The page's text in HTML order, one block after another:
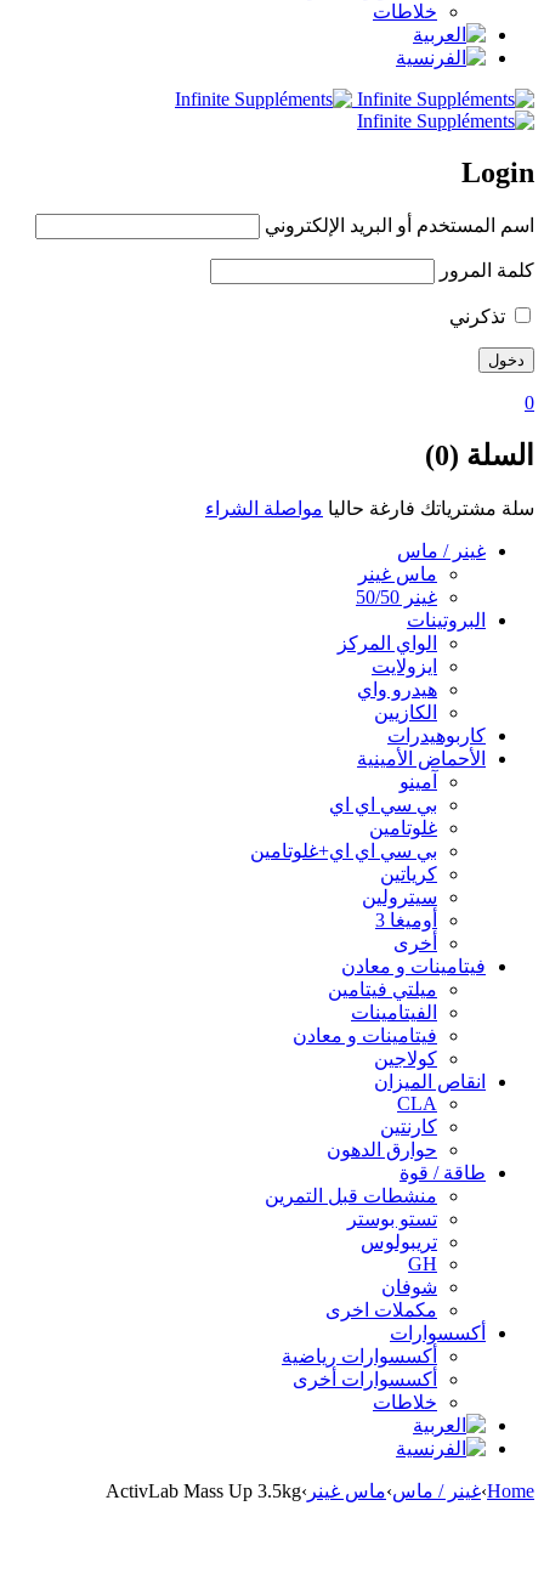
خلاطات
Login
اسم المستخدم أو البريد الإلكتروني
كلمة المرور
تذكرني
0
السلة (0)
سلة مشترياتك فارغة حاليا مواصلة الشراء
غينر / ماس
ماس غينر
غينر 50/50
البروتينات
الواي المركز
ايزولايت
هيدرو واي
الكازيين
كاربوهيدرات
الأحماض الأمينية
آمينو
بي سي اي اي
غلوتامين
بي سي اي اي+غلوتامين
كرياتين
سيترولين
أوميغا 3
أخرى
فيتامينات و معادن
ميلتي فيتامين
الفيتامينات
فيتامينات و معادن
كولاجين
انقاص الميزان
CLA
كارنتين
حوارق الدهون
طاقة / قوة
منشطات قبل التمرين
تستو بوستر
تريبولوس
GH
شوفان
مكملات اخرى
أكسسوارات
أكسسوارات رياضية
أكسسوارات أخرى
خلاطات
Home
›غينر / ماس›ماس غينر ›
ActivLab Mass Up 3.5kg